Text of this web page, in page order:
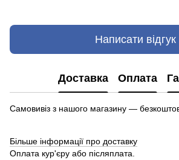
Написати відгук
Доставка Оплата
Самовивіз з нашого магазину —
Більше інформації про доставку
Оплата кур'єру або післяплата.